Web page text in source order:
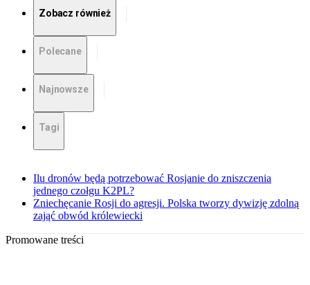
Zobacz również
Polecane
Najnowsze
Tagi
Ilu dronów będą potrzebować Rosjanie do zniszczenia
jednego czołgu K2PL?
Zniechęcanie Rosji do agresji. Polska tworzy dywizję zdolną
zająć obwód królewiecki
Promowane treści